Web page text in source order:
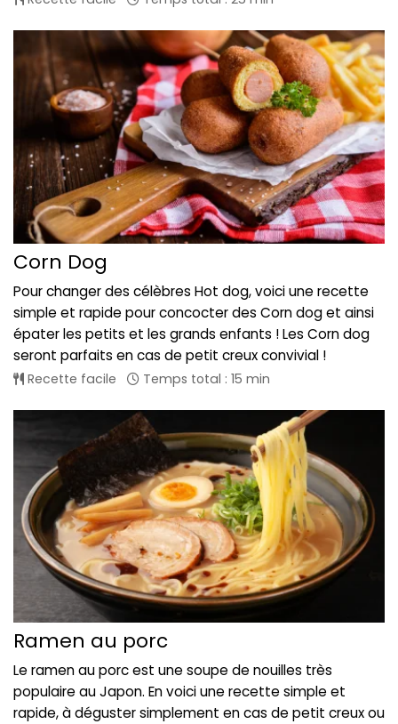
Corn Dog
Pour changer des célèbres Hot dog, voici une recette
simple et rapide pour concocter des Corn dog et ainsi
épater les petits et les grands enfants ! Les Corn dog
seront parfaits en cas de petit creux convivial !
Recette facile Temps total : 15 min
Ramen au porc
Le ramen au porc est une soupe de nouilles très
populaire au Japon. En voici une recette simple et
rapide, à déguster simplement en cas de petit creux ou